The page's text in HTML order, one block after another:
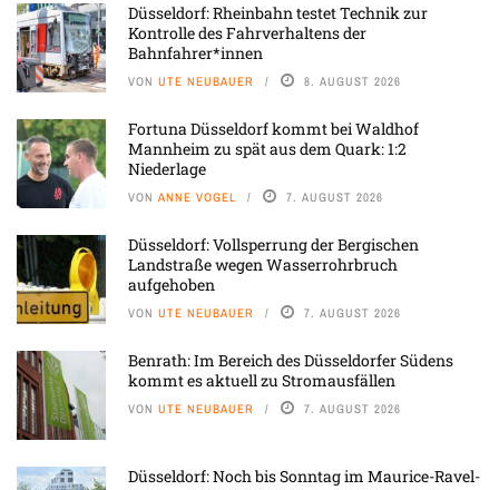
Düsseldorf: Rheinbahn testet Technik zur
Kontrolle des Fahrverhaltens der
Bahnfahrer*innen
VON UTE NEUBAUER 8. AUGUST 2026
Fortuna Düsseldorf kommt bei Waldhof
Mannheim zu spät aus dem Quark: 1:2
Niederlage
VON ANNE VOGEL 7. AUGUST 2026
Düsseldorf: Vollsperrung der Bergischen
Landstraße wegen Wasserrohrbruch
aufgehoben
VON UTE NEUBAUER 7. AUGUST 2026
Benrath: Im Bereich des Düsseldorfer Südens
kommt es aktuell zu Stromausfällen
VON UTE NEUBAUER 7. AUGUST 2026
Düsseldorf: Noch bis Sonntag im Maurice-Ravel-